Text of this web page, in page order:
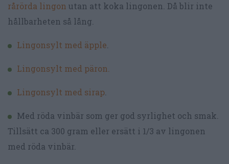
rårörda lingon utan att koka lingonen. Då blir inte
hållbarheten så lång.
Lingonsylt med äpple.
Lingonsylt med päron.
Lingonsylt med sirap.
Med röda vinbär som ger god syrlighet och smak.
Tillsätt ca 300 gram eller ersätt i 1/3 av lingonen
med röda vinbär.